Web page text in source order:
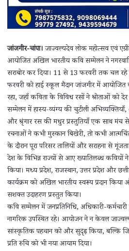
जांजगीर-चांपा।जाज्वल्यदेव लोक महोत्सव एवं
आयोजित अखिल भारतीय कवि सम्मेलन ने
सराबोर कर दिया। 11 से 13 फरवरी तक चल
फरवरी को हाई स्कूल मैदान जांजगीर में
रहा, जहाँ कविता के विविध रसों ने श्रोताओं को
सम्मेलन में हास्य-व्यंग्य की चुटीली
और श्रृंगार रस की मधुर प्रस्तुतियाँ एक साथ मंच से
रचनाओं ने कभी मुस्कान बिखेरी, तो कभी
के दौरान पूरा परिसर तालियों और सराहना से गूंजता
देश के विभिन्न राज्यों से आए ख्यातिलब्ध कवियों ने
किया। मध्य प्रदेश, राजस्थान, उत्तर प्रदेश और
कार्यक्रम को अखिल भारतीय स्वरूप प्रदान किया
सशक्त उदाहरण प्रस्तुत किया।
कवि सम्मेलन में जनप्रतिनिधि, अधिकारी-कर्मचारी
नागरिक उपस्थित रहे। आयोजन ने न केवल
सांस्कृतिक पहचान को और सुदृढ़ किया, बल्कि
प्रति रुचि को भी नया आयाम दिया।